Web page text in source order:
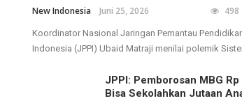
New Indonesia Juni 25, 2026 498
Koordinator Nasional Jaringan Pemantau
Indonesia (JPPI) Ubaid Matraji menilai polemik
JPPI: Pemborosan MBG
Bisa Sekolahkan Jutaan